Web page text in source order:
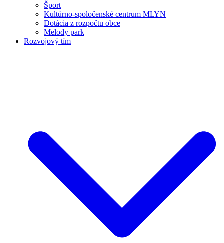
Šport
Kultúrno-spoločenské centrum MLYN
Dotácia z rozpočtu obce
Melody park
Rozvojový tím